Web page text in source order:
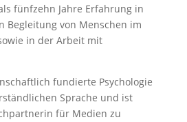
fünfzehn Jahre Erfahrung in
Begleitung von Menschen im
in der Arbeit mit
fundierte Psychologie
Sprache und ist
für Medien zu